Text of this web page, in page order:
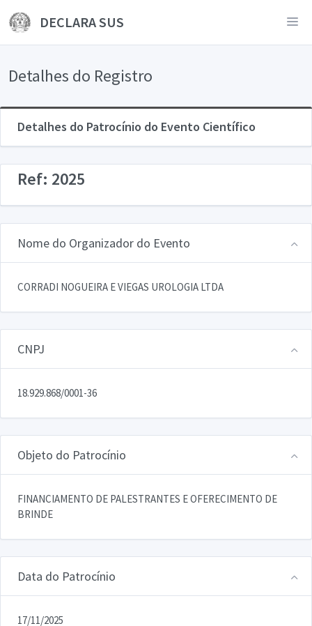
DECLARA SUS
Detalhes do Registro
Detalhes do Patrocínio do Evento Científico
Ref: 2025
Nome do Organizador do Evento
CORRADI NOGUEIRA E VIEGAS UROLOGIA LTDA
CNPJ
18.929.868/0001-36
Objeto do Patrocínio
FINANCIAMENTO DE PALESTRANTES E OFERECIMENTO DE
BRINDE
Data do Patrocínio
17/11/2025